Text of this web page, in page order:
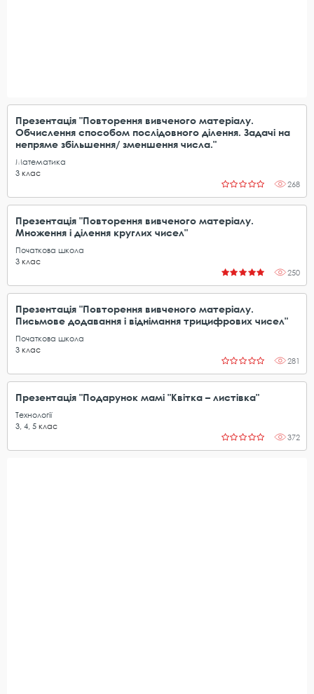
Презентація "Повторення вивченого матеріалу.
Обчислення способом послідовного ділення. Задачі на
непряме збільшення/ зменшення числа."
Математика
3 клас
268
Презентація "Повторення вивченого матеріалу.
Множення і ділення круглих чисел"
Початкова школа
3 клас
250
Презентація "Повторення вивченого матеріалу.
Письмове додавання і віднімання трицифрових чисел"
Початкова школа
3 клас
281
Презентація "Подарунок мамі "Квітка – листівка"
Технології
3 4 5 клас
372